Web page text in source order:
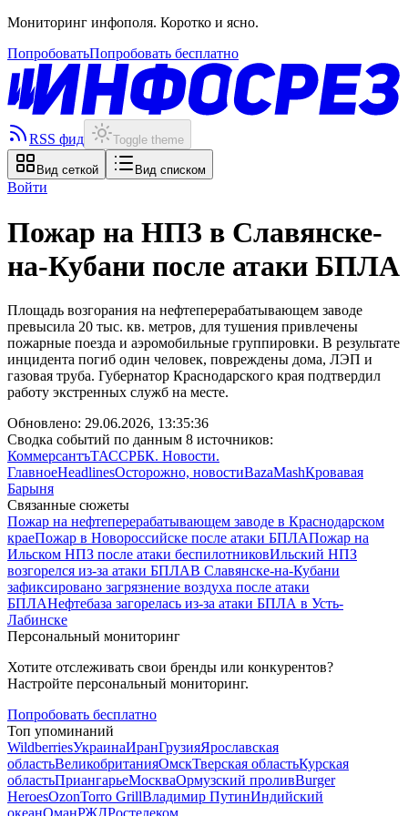
Мониторинг инфополя. Коротко и ясно.
ПопробоватьПопробовать бесплатно
RSS фид Toggle theme
Вид сеткой Вид списком
Войти
Пожар на НПЗ в Славянске-
на-Кубани после атаки БПЛА
Площадь возгорания на нефтеперерабатывающем заводе
превысила 20 тыс. кв. метров, для тушения привлечены
пожарные поезда и аэромобильные группировки. В результате
инцидента погиб один человек, повреждены дома, ЛЭП и
газовая труба. Губернатор Краснодарского края подтвердил
работу экстренных служб на месте.
Обновлено: 29.06.2026, 13:35:36
Сводка событий по данным 8 источников:
КоммерсантъТАССРБК. Новости.
ГлавноеHeadlinesОсторожно, новостиBazaMashКровавая
Барыня
Связанные сюжеты
Пожар на нефтеперерабатывающем заводе в Краснодарском
краеПожар в Новороссийске после атаки БПЛАПожар на
Ильском НПЗ после атаки беспилотниковИльский НПЗ
возгорелся из-за атаки БПЛАВ Славянске-на-Кубани
зафиксировано загрязнение воздуха после атаки
БПЛАНефтебаза загорелась из-за атаки БПЛА в Усть-
Лабинске
Персональный мониторинг
Хотите отслеживать свои бренды или конкурентов?
Настройте персональный мониторинг.
Попробовать бесплатно
Топ упоминаний
WildberriesУкраинаИранГрузияЯрославская
областьВеликобританияОмскТверская областьКурская
областьПриангарьеМоскваОрмузский проливBurger
HeroesOzonTorro GrillВладимир ПутинИндийский
океанОманРЖДРостелеком